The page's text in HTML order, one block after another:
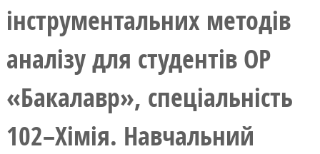
інструментальних методів
аналізу для студентів ОР
«Бакалавр», спеціальність
102–Хімія. Навчальний